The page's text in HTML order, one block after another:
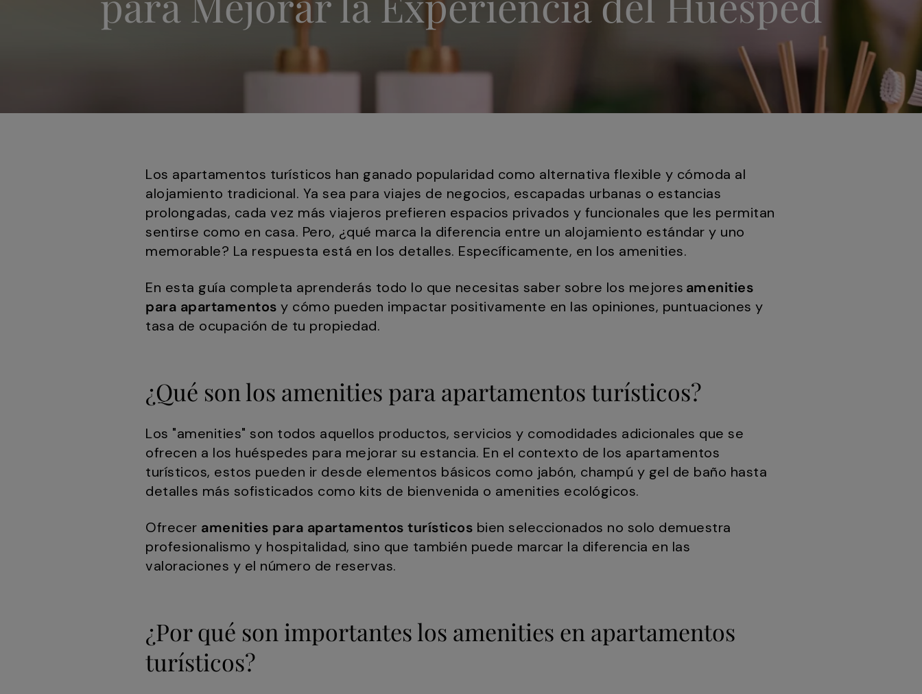
Los apartamentos turísticos han ganado popularidad como alternativa flexible y cómoda al
alojamiento tradicional. Ya sea para viajes de negocios, escapadas urbanas o estancias
prolongadas, cada vez más viajeros prefieren espacios privados y funcionales que les permitan
sentirse como en casa. Pero, ¿qué marca la diferencia entre un alojamiento estándar y uno
memorable? La respuesta está en los detalles. Específicamente, en los amenities.
En esta guía completa aprenderás todo lo que necesitas saber sobre los mejores amenities
para apartamentos y cómo pueden impactar positivamente en las opiniones, puntuaciones y
tasa de ocupación de tu propiedad.
¿Qué son los amenities para apartamentos turísticos?
Los "amenities" son todos aquellos productos, servicios y comodidades adicionales que se
ofrecen a los huéspedes para mejorar su estancia. En el contexto de los apartamentos
turísticos, estos pueden ir desde elementos básicos como jabón, champú y gel de baño hasta
detalles más sofisticados como kits de bienvenida o amenities ecológicos.
Ofrecer amenities para apartamentos turísticos bien seleccionados no solo demuestra
profesionalismo y hospitalidad, sino que también puede marcar la diferencia en las
valoraciones y el número de reservas.
¿Por qué son importantes los amenities en apartamentos
turísticos?